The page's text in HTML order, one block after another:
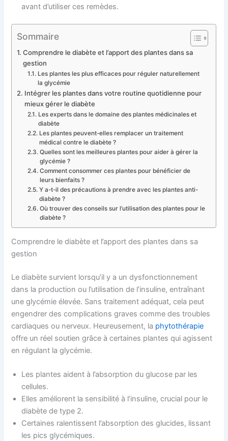
avant d’utiliser ces remèdes.
Sommaire
Comprendre le diabète et l’apport des plantes dans sa
gestion
Les plantes les plus efficaces pour réguler naturellement
la glycémie
Intégrer les plantes dans votre routine quotidienne pour
mieux gérer le diabète
Les experts dans le domaine des plantes médicinales et
diabète
Les plantes peuvent-elles remplacer un traitement
médical contre le diabète ?
Quelles sont les meilleures plantes pour aider à gérer la
glycémie ?
Comment consommer ces plantes pour bénéficier de
leurs bienfaits ?
Y a-t-il des précautions à prendre avec les plantes anti-
diabète ?
Où trouver des conseils sur l’utilisation des plantes pour le
diabète ?
Comprendre le diabète et l’apport des plantes dans sa
gestion
Le diabète survient lorsqu’il y a un dysfonctionnement
dans la production ou l’utilisation de l’insuline, entraînant
une glycémie élevée. Sans traitement adéquat, cela peut
engendrer des complications graves comme des troubles
cardiaques ou nerveux. Heureusement, la phytothérapie
offre un réel soutien grâce à certaines plantes qui agissent
en régulant la glycémie.
Les plantes aident à l’absorption du glucose par les
cellules.
Elles améliorent la sensibilité à l’insuline, crucial pour le
diabète de type 2.
Certaines ralentissent l’absorption des glucides, lissant
les pics glycémiques.